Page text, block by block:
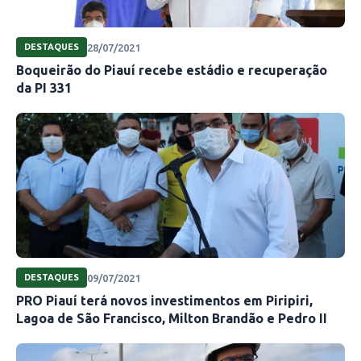
Foto: ascom
O programa foi criado com a consultoria da
Fundação Getúlio Vargas (FGV). “Esse é um
programa que vem a partir de um grande
aprendizado e de um grande trabalho que foi
feito com a secretaria, no qual analisamos as
experiências e evidências que encontramos no
DESTAQUES 28/07/2021
Boqueirão do Piauí recebe estádio e recuperação
da PI 331
DESTAQUES 09/07/2021
PRO Piauí terá novos investimentos em Piripiri,
Lagoa de São Francisco, Milton Brandão e Pedro II